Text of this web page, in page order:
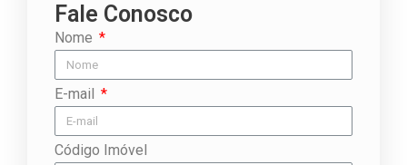
Fale Conosco
Nome
E-mail
Código Imóvel